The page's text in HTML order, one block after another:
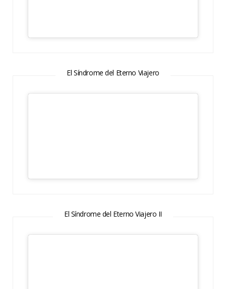
El Síndrome del Eterno Viajero
El Síndrome del Eterno Viajero II